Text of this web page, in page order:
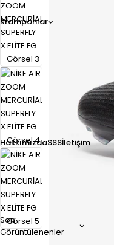
Kramponlar
HakkımızdaSSSİletişim
Son
Görüntülenenler